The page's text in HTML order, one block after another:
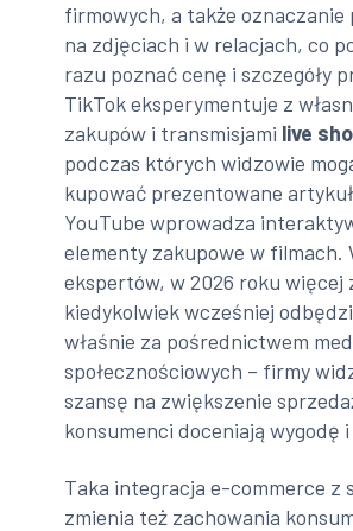
firmowych, a także
na zdjęciach i w relacjach, co
razu poznać cenę i szczegóły
TikTok eksperymentuje z
zakupów i transmisjami live
podczas których widzowie
kupować prezentowane
YouTube wprowadza
elementy zakupowe w filmach.
ekspertów, w 2026 roku więcej
kiedykolwiek wcześniej
właśnie za pośrednictwem
społecznościowych – firmy
szansę na zwiększenie
konsumenci doceniają wygodę
Taka integracja e-commerce z
zmienia też zachowania